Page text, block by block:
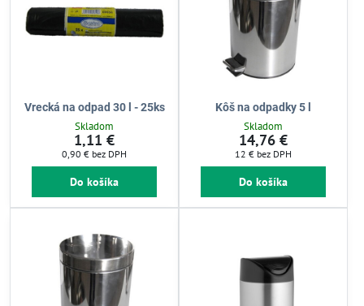
Vrecká na odpad 30 l - 25ks
Skladom
1,11 €
0,90 € bez DPH
Do košíka
Kôš na odpadky 5 l
Skladom
14,76 €
12 € bez DPH
Do košíka